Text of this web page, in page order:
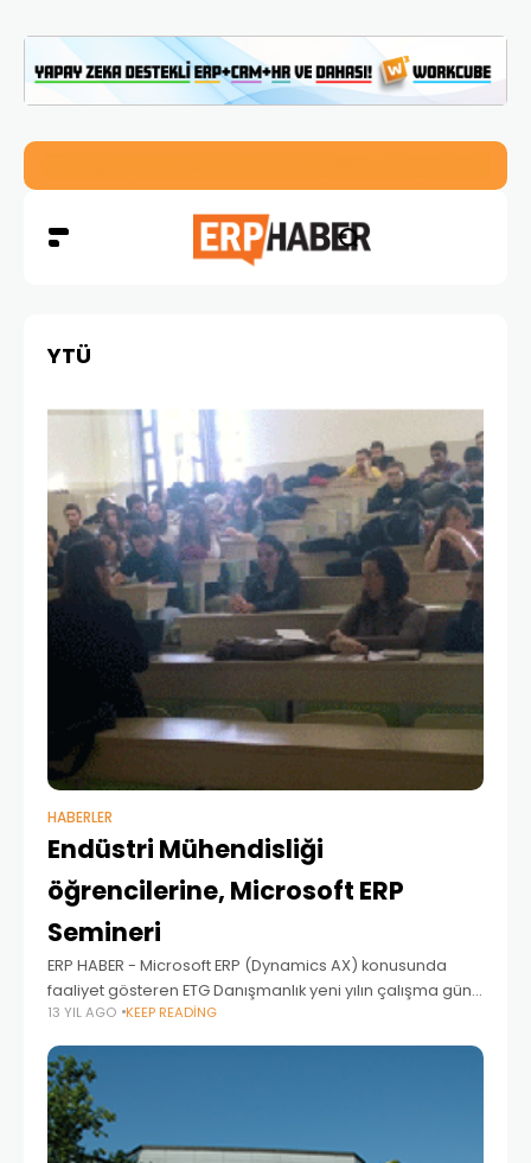
YTÜ
HABERLER
Endüstri Mühendisliği
öğrencilerine, Microsoft ERP
Semineri
ERP HABER - Microsoft ERP (Dynamics AX) konusunda
faaliyet gösteren ETG Danışmanlık yeni yılın çalışma günü
olan 2 Ocak 2014 tarihinde, Yıldız Teknik Üniversitesi
Endüstri Mühendisliği öğrencileri ile Microsoft ERP
13 YIL AGO KEEP READING